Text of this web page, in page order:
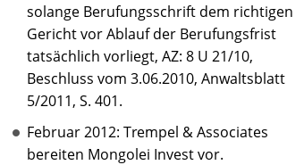
solange Berufungsschrift dem richtigen
Gericht vor Ablauf der Berufungsfrist
tatsächlich vorliegt, AZ: 8 U 21/10,
Beschluss vom 3.06.2010, Anwaltsblatt
5/2011, S. 401.
Februar 2012: Trempel & Associates
bereiten Mongolei Invest vor.